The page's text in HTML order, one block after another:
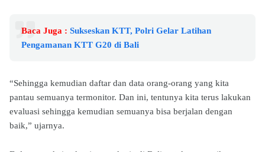
Baca Juga : Sukseskan KTT, Polri Gelar Latihan
Pengamanan KTT G20 di Bali
“Sehingga kemudian daftar dan data orang-orang yang kita
pantau semuanya termonitor. Dan ini, tentunya kita terus lakukan
evaluasi sehingga kemudian semuanya bisa berjalan dengan
baik,” ujarnya.